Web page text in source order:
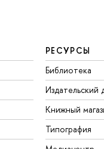
РЕСУРСЫ
Библиотека
Книжный
Типография